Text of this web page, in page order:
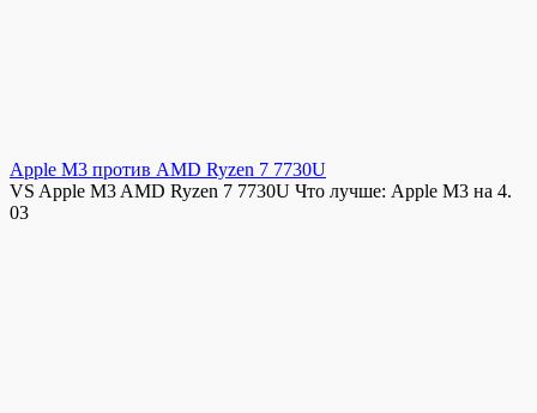
Apple M3 против AMD Ryzen 7 7730U
VS Apple M3 AMD Ryzen 7 7730U Что лучше: Apple M3 на 4.
03